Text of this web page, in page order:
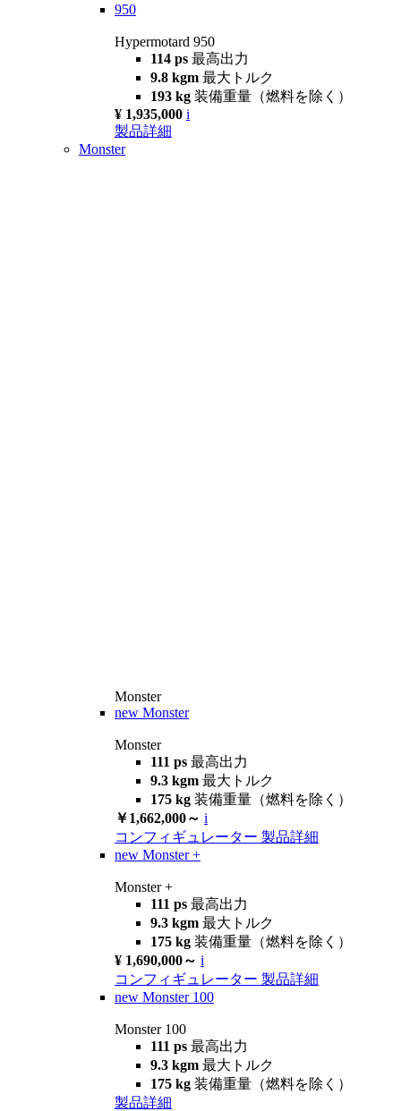
950
Hypermotard 950
114 ps 最高出力
9.8 kgm 最大トルク
193 kg 装備重量（燃料を除く）
¥ 1,935,000 i
製品詳細
Monster
Monster
new Monster
Monster
111 ps 最高出力
9.3 kgm 最大トルク
175 kg 装備重量（燃料を除く）
￥1,662,000～ i
コンフィギュレーター 製品詳細
new Monster +
Monster +
111 ps 最高出力
9.3 kgm 最大トルク
175 kg 装備重量（燃料を除く）
¥ 1,690,000～ i
コンフィギュレーター 製品詳細
new Monster 100
Monster 100
111 ps 最高出力
9.3 kgm 最大トルク
175 kg 装備重量（燃料を除く）
製品詳細